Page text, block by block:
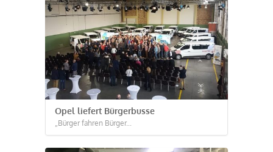
Opel liefert Bürgerbusse
„Bürger fahren Bürger...